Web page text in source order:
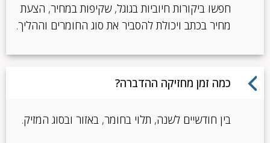
חפשו ביקורות חיוביות בגוגל, שקיפות במחיר, הצעת
מחיר בכתב ויכולת להסביר את סוג החומרים וההליך.
כמה זמן מחזיקה ההדברה?
בין חודשיים לשנה, תלוי בחומר, באזור ובסוג המזיק.